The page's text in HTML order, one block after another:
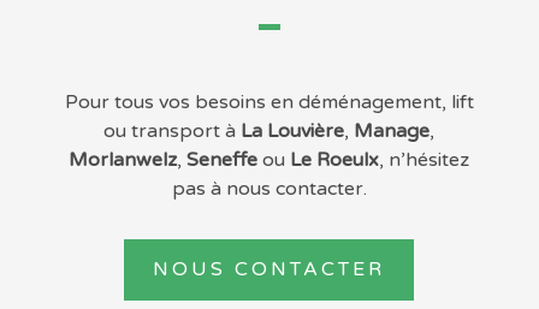
Pour tous vos besoins en déménagement, lift
ou transport à La Louvière, Manage,
Morlanwelz,Seneffe ou Le Roeulx, n’hésitez
pas à nous contacter.
NOUS CONTACTER